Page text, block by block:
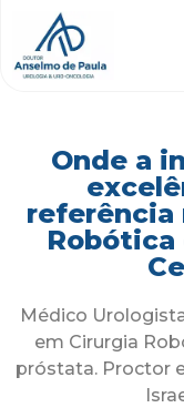
Onde a
referência
Robótica
Médico
em Cirurgia
próstata. Proctor